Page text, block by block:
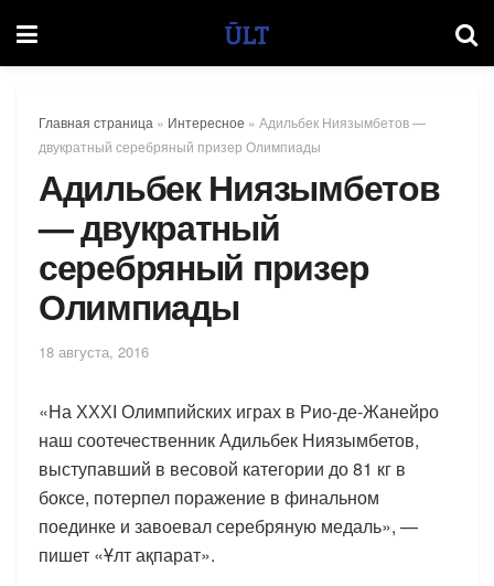
Главная страница » Интересное » Адильбек Ниязымбетов —
двукратный серебряный призер Олимпиады
Адильбек Ниязымбетов
— двукратный
серебряный призер
Олимпиады
18 августа, 2016
«На ХХХІ Олимпийских играх в Рио-де-Жанейро
наш соотечественник Адильбек Ниязымбетов,
выступавший в весовой категории до 81 кг в
боксе, потерпел поражение в финальном
поединке и завоевал серебряную медаль», —
пишет «Ұлт ақпарат».